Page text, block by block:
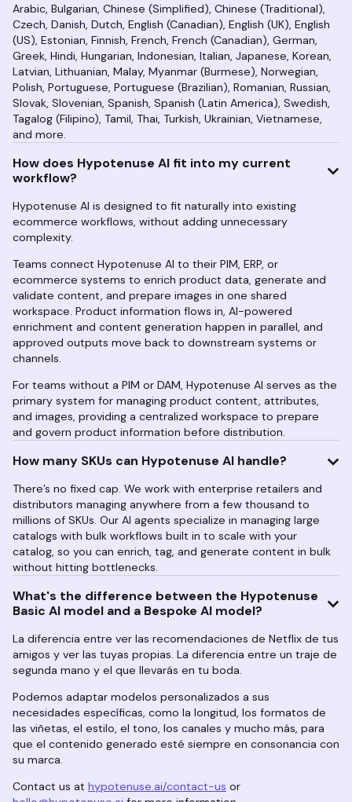
Arabic, Bulgarian, Chinese (Simplified), Chinese (Traditional),
Czech, Danish, Dutch, English (Canadian), English (UK), English
(US), Estonian, Finnish, French, French (Canadian), German,
Greek, Hindi, Hungarian, Indonesian, Italian, Japanese, Korean,
Latvian, Lithuanian, Malay, Myanmar (Burmese), Norwegian,
Polish, Portuguese, Portuguese (Brazilian), Romanian, Russian,
Slovak, Slovenian, Spanish, Spanish (Latin America), Swedish,
Tagalog (Filipino), Tamil, Thai, Turkish, Ukrainian, Vietnamese,
and more.
How does Hypotenuse AI fit into my current
workflow?
Hypotenuse AI is designed to fit naturally into existing
ecommerce workflows, without adding unnecessary
complexity.
Teams connect Hypotenuse AI to their PIM, ERP, or
ecommerce systems to enrich product data, generate and
validate content, and prepare images in one shared
workspace. Product information flows in, AI-powered
enrichment and content generation happen in parallel, and
approved outputs move back to downstream systems or
channels.
For teams without a PIM or DAM, Hypotenuse AI serves as the
primary system for managing product content, attributes,
and images, providing a centralized workspace to prepare
and govern product information before distribution.
How many SKUs can Hypotenuse AI handle?
There’s no fixed cap. We work with enterprise retailers and
distributors managing anywhere from a few thousand to
millions of SKUs. Our AI agents specialize in managing large
catalogs with bulk workflows built in to scale with your
catalog, so you can enrich, tag, and generate content in bulk
without hitting bottlenecks.
What's the difference between the Hypotenuse
Basic AI model and a Bespoke AI model?
La diferencia entre ver las recomendaciones de Netflix de tus
amigos y ver las tuyas propias. La diferencia entre un traje de
segunda mano y el que llevarás en tu boda.
Podemos adaptar modelos personalizados a sus
necesidades específicas, como la longitud, los formatos de
las viñetas, el estilo, el tono, los canales y mucho más, para
que el contenido generado esté siempre en consonancia con
su marca.
Contact us at hypotenuse.ai/contact-us or